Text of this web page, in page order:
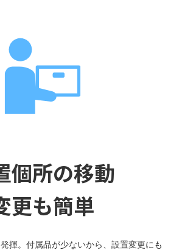
個所の移動
更も簡単
揮。付属品が少ないから、設置変更にも